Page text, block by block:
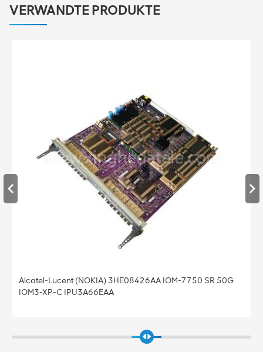
VERWANDTE PRODUKTE
Alcatel-Lucent (NOKIA) 3HE08426AA IOM-7750 SR 50G
IOM3-XP-C IPU3A66EAA